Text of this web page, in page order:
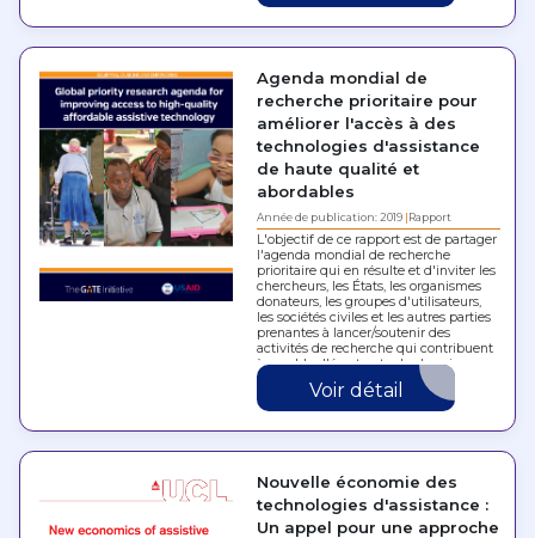
Agenda mondial de
recherche prioritaire pour
améliorer l'accès à des
technologies d'assistance
de haute qualité et
abordables
Année de publication: 2019 Rapport
L'objectif de ce rapport est de partager
l'agenda mondial de recherche
prioritaire qui en résulte et d'inviter les
chercheurs, les États, les organismes
donateurs, les groupes d'utilisateurs,
les sociétés civiles et les autres parties
prenantes à lancer/soutenir des
activités de recherche qui contribuent
à combler l'écart entre les besoins…
Voir détail
Nouvelle économie des
technologies d'assistance :
Un appel pour une approche